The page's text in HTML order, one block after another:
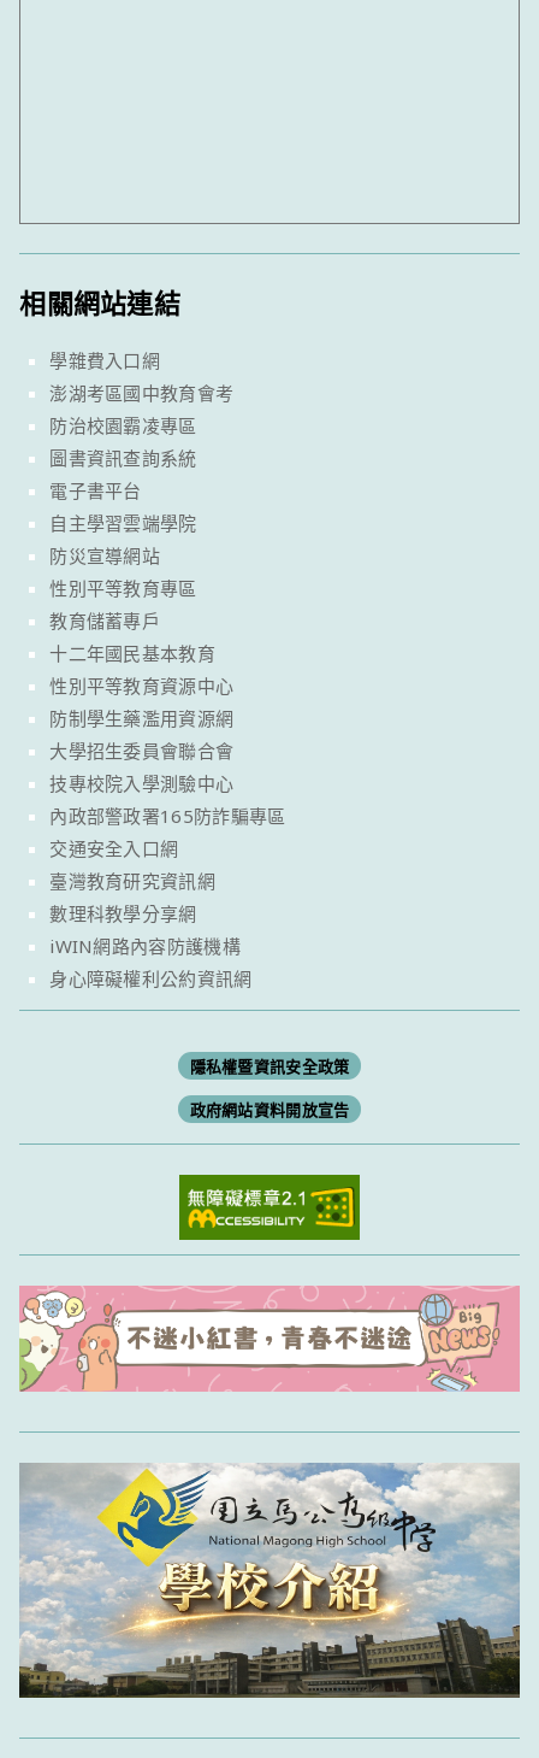
相關網站連結
學雜費入口網
澎湖考區國中教育會考
防治校園霸凌專區
圖書資訊查詢系統
電子書平台
自主學習雲端學院
防災宣導網站
性別平等教育專區
教育儲蓄專戶
十二年國民基本教育
性別平等教育資源中心
防制學生藥濫用資源網
大學招生委員會聯合會
技專校院入學測驗中心
內政部警政署165防詐騙專區
交通安全入口網
臺灣教育研究資訊網
數理科教學分享網
iWIN網路內容防護機構
身心障礙權利公約資訊網
隱私權暨資訊安全政策
政府網站資料開放宣告